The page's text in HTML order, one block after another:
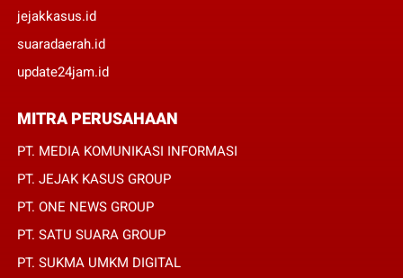
jejakkasus.id
suaradaerah.id
update24jam.id
MITRA PERUSAHAAN
PT. MEDIA KOMUNIKASI INFORMASI
PT. JEJAK KASUS GROUP
PT. ONE NEWS GROUP
PT. SATU SUARA GROUP
PT. SUKMA UMKM DIGITAL